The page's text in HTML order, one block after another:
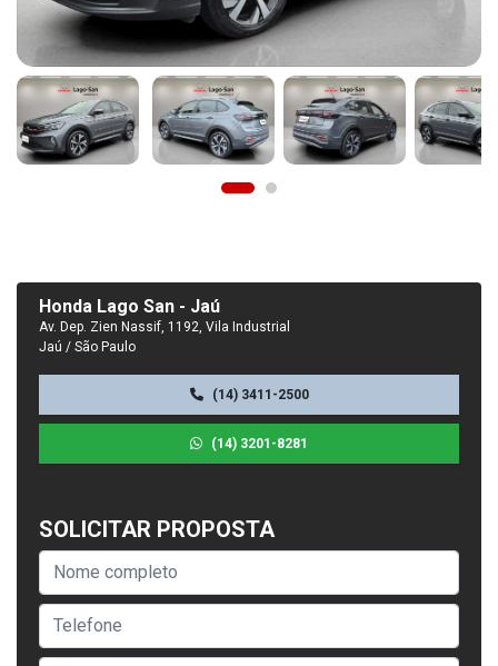
Honda Lago San - Jaú
Av. Dep. Zien Nassif, 1192, Vila Industrial
Jaú / São Paulo
(14) 3411-2500
(14) 3201-8281
SOLICITAR PROPOSTA